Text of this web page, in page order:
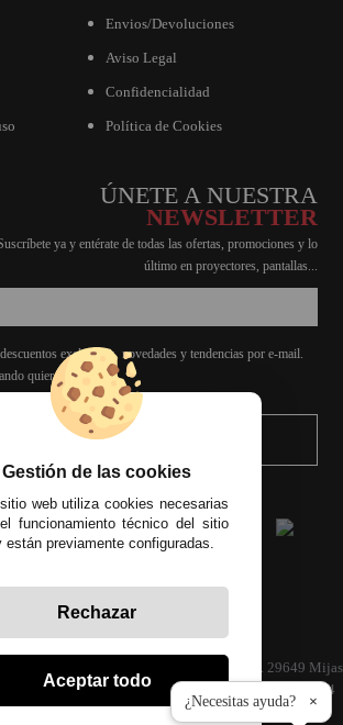
Envios/Devoluciones
Aviso Legal
Confidencialidad
Política de Cookies
ÚNETE A NUESTRA
NEWSLETTER
ya y entérate de todas las ofertas, promociones y lo
último en proyectores, pantallas...
exclusivos, novedades y tendencias por e-mail.
quiera.
ENVIAR
C/ Archidona naves 30 y 32, C.P. 29649 Mijas
inscrita en el registro mercantil tomo 4686 Libro 3594
folio 110
¿Necesitas ayuda? ×
Gestión de las cookies
web utiliza cookies necesarias
funcionamiento técnico del sitio
están previamente configuradas.
Rechazar
Aceptar todo